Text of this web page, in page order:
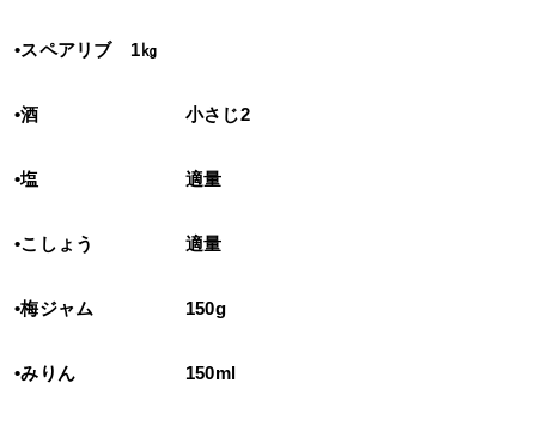
•スペアリブ 1㎏
•酒 小さじ2
•塩 適量
•こしょう 適量
•梅ジャム 150g
•みりん 150ml